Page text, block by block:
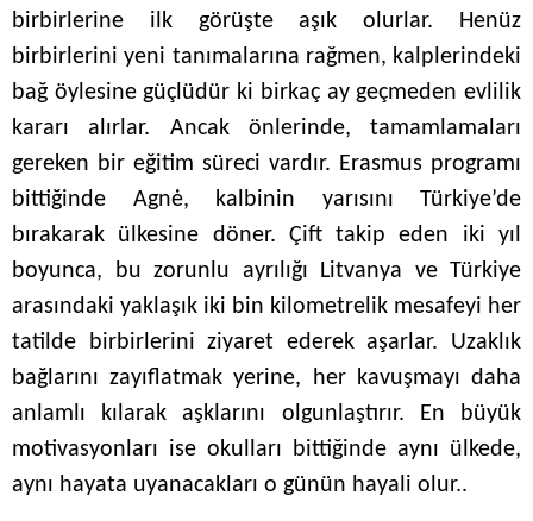
birbirlerine ilk görüşte aşık olurlar. Henüz
birbirlerini yeni tanımalarına rağmen, kalplerindeki
bağ öylesine güçlüdür ki birkaç ay geçmeden evlilik
kararı alırlar. Ancak önlerinde, tamamlamaları
gereken bir eğitim süreci vardır. Erasmus programı
bittiğinde Agnė, kalbinin yarısını Türkiye’de
bırakarak ülkesine döner. Çift takip eden iki yıl
boyunca, bu zorunlu ayrılığı Litvanya ve Türkiye
arasındaki yaklaşık iki bin kilometrelik mesafeyi her
tatilde birbirlerini ziyaret ederek aşarlar. Uzaklık
bağlarını zayıflatmak yerine, her kavuşmayı daha
anlamlı kılarak aşklarını olgunlaştırır. En büyük
motivasyonları ise okulları bittiğinde aynı ülkede,
aynı hayata uyanacakları o günün hayali olur..